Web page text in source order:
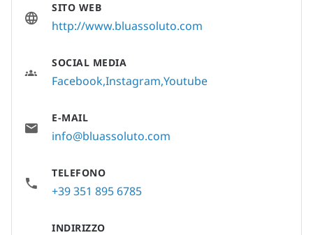
SITO WEB
http://www.bluassoluto.com
SOCIAL MEDIA
FacebookInstagram Youtube
E-MAIL
info@bluassoluto.com
TELEFONO
+39 351 895 6785
INDIRIZZO